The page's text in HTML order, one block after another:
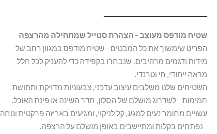
שטיח מודפס מעוצב – הצהרת סטייל שמתחילה מהרצפה
הפריט שימשוך את כל המבטים – שטיח מודפס במגוון רחב של
מידות ודגמים מרהיבים, שנבחרו בקפידה כדי להעניק לכל חלל
מראה ייחודי, חי וטרנדי.
השטיחים שלנו משלבים עיצוב עדכני, צבעוניות מדויקת ותחושת
חמימות – לשדרוג מושלם של הסלון, חדר השינה או פינת האוכל.
עשויים מחומר נעים למגע, קל לניקוי, ומגיעים באריזה פרקטית ונוחה
– נפתחים בקלות ומתיישבים באופן מושלם על הרצפה.